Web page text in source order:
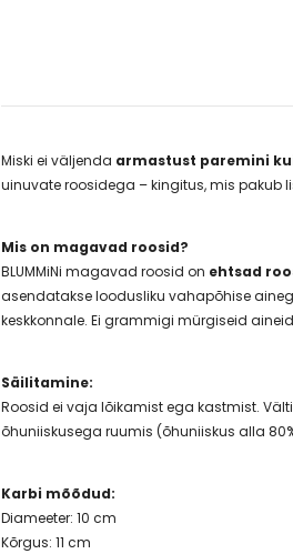
Miski ei väljenda armastust paremini
uinuvate roosidega – kingitus, mis pakub
Mis on magavad roosid?
BLUMMiNi magavad roosid on ehtsad
asendatakse loodusliku vahapõhise
keskkonnale. Ei grammigi mürgiseid
Säilitamine:
Roosid ei vaja lõikamist ega kastmist.
õhuniiskusega ruumis (õhuniiskus alla
Karbi mõõdud:
Diameeter: 10 cm
Kõrgus: 11 cm